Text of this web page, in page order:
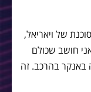
של ויאריאל,
אני חושב שכולם
באנקר בהרכב. זה